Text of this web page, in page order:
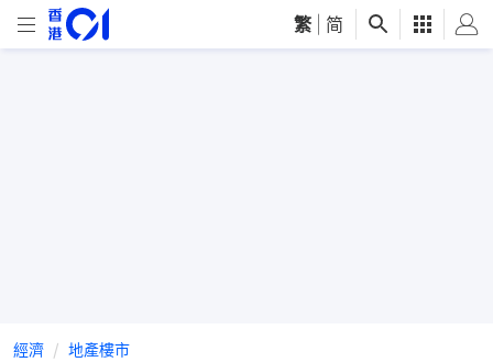
繁 简
經濟 地產樓市